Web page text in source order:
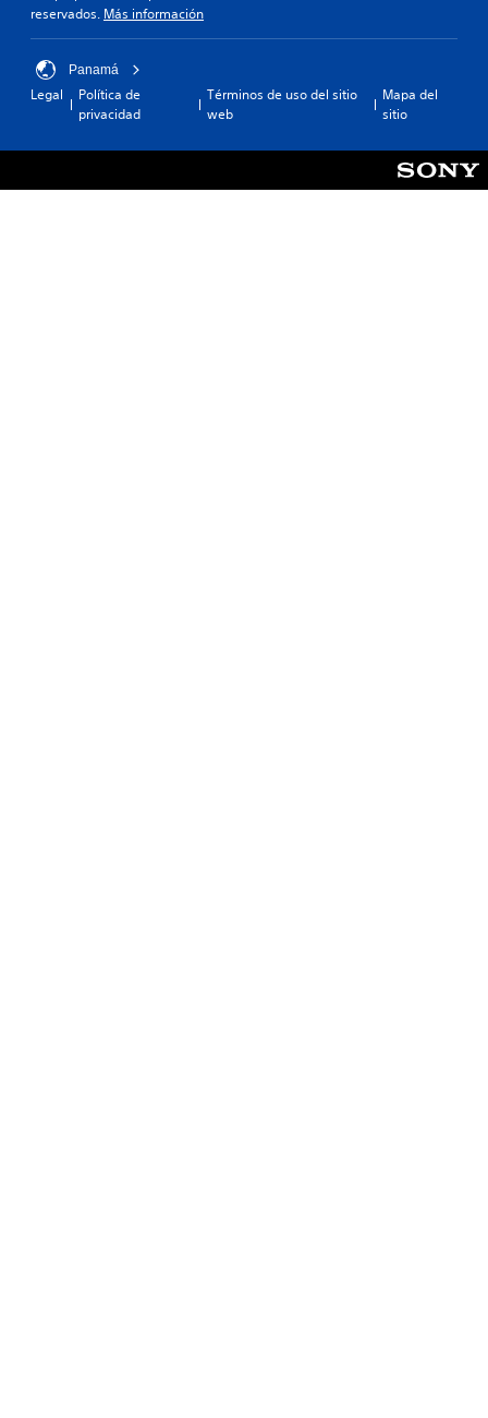
reservados. Más información
Panamá
Legal
Política de
privacidad
Términos de uso del sitio
web
Mapa del
sitio